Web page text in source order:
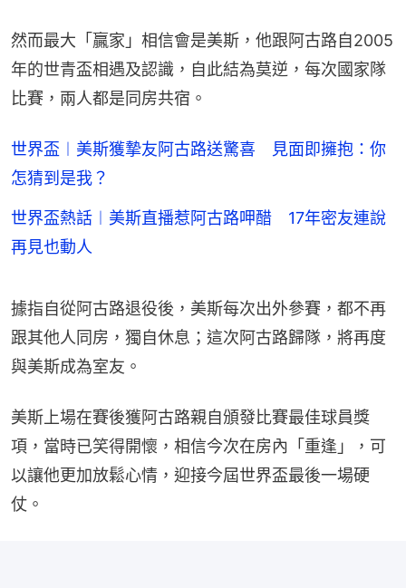
然而最大「贏家」相信會是美斯，他跟阿古路自2005
年的世青盃相遇及認識，自此結為莫逆，每次國家隊
比賽，兩人都是同房共宿。
世界盃︱美斯獲摯友阿古路送驚喜 見面即擁抱：你
怎猜到是我？
世界盃熱話︱美斯直播惹阿古路呷醋 17年密友連說
再見也動人
據指自從阿古路退役後，美斯每次出外參賽，都不再
跟其他人同房，獨自休息；這次阿古路歸隊，將再度
與美斯成為室友。
美斯上場在賽後獲阿古路親自頒發比賽最佳球員獎
項，當時已笑得開懷，相信今次在房內「重逢」，可
以讓他更加放鬆心情，迎接今屆世界盃最後一場硬
仗。